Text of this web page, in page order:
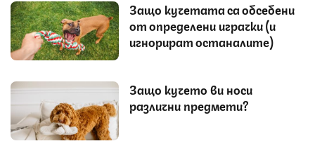
Защо кучетата са обсебени
от определени играчки (и
игнорират останалите)
Защо кучето ви носи
различни предмети?